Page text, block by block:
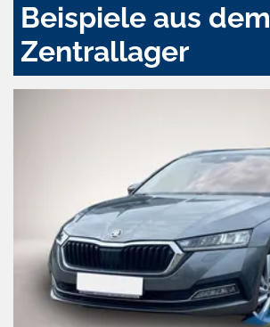
Beispiele aus dem
Zentrallager